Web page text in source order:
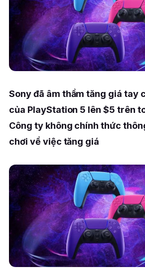
Sony đã âm thầm tăng giá tay
của PlayStation 5 lên $5 trên
Công ty không chính thức
chơi về việc tăng giá